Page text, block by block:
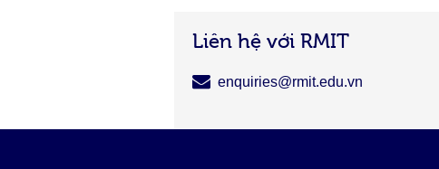
Liên hệ với RMIT
enquiries@rmit.edu.vn